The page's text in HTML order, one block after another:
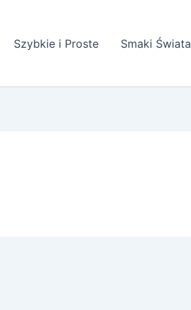
Szybkie i Proste Smaki Świata